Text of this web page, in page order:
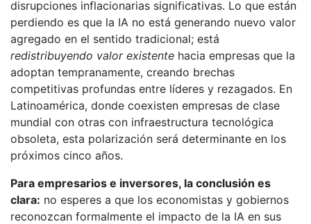
disrupciones inflacionarias significativas. Lo que están
perdiendo es que la IA no está generando nuevo valor
agregado en el sentido tradicional; está
redistribuyendo valor existente hacia empresas que la
adoptan tempranamente, creando brechas
competitivas profundas entre líderes y rezagados. En
Latinoamérica, donde coexisten empresas de clase
mundial con otras con infraestructura tecnológica
obsoleta, esta polarización será determinante en los
próximos cinco años.
Para empresarios e inversores, la conclusión es
clara: no esperes a que los economistas y gobiernos
reconozcan formalmente el impacto de la IA en sus